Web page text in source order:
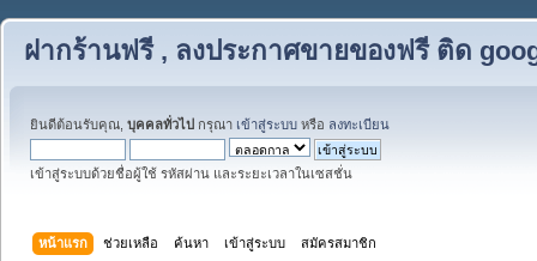
ฝากร้านฟรี , ลงประกาศขายของฟรี ติด
ยินดีต้อนรับคุณ, บุคคลทั่วไป กรุณา เข้าสู่ระบบ หรือ ลงทะเบียน
เข้าสู่ระบบด้วยชื่อผู้ใช้ รหัสผ่าน และระยะเวลาในเซสชั่น
หน้าแรก ช่วยเหลือ ค้นหา เข้าสู่ระบบ สมัครสมาชิก